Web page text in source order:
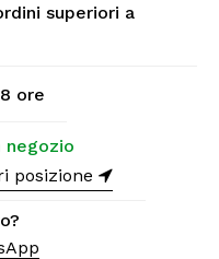
superiori a
ore
negozio
posizione